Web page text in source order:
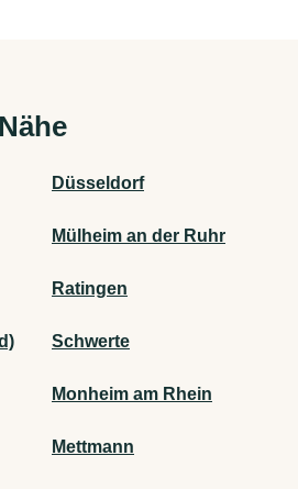
Düsseldorf
Mülheim an der Ruhr
Ratingen
Schwerte
Monheim am Rhein
Mettmann